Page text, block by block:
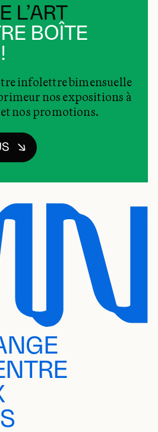
L’ART
BOÎTE
infolettre bimensuelle
nos expositions à
nos promotions.